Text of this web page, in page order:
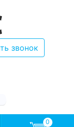
звонок
0